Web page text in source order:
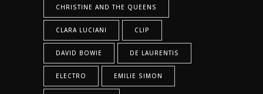
CHRISTINE AND THE QUEENS
CLARA LUCIANI CLIP
DAVID BOWIE DE LAURENTIS
ELECTRO EMILIE SIMON